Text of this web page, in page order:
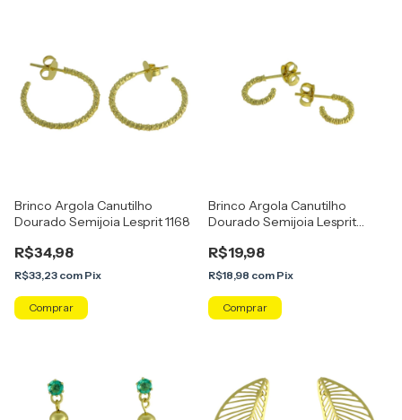
Brinco Argola Canutilho
Dourado Semijoia Lesprit 1168
R$34,98
R$33,23 com Pix
Brinco Argola Canutilho
Dourado Semijoia Lesprit
R$19,98
R$18,98 com Pix